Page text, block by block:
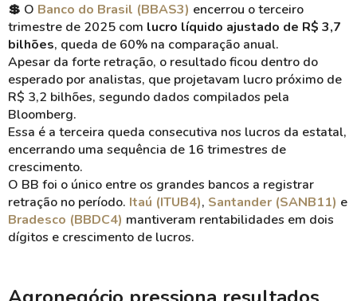
💲 O Banco do Brasil (BBAS3) encerrou o terceiro
trimestre de 2025 com lucro líquido ajustado de R$ 3,7
bilhões, queda de 60% na comparação anual.
Apesar da forte retração, o resultado ficou dentro do
esperado por analistas, que projetavam lucro próximo de
R$ 3,2 bilhões, segundo dados compilados pela
Bloomberg.
Essa é a terceira queda consecutiva nos lucros da estatal,
encerrando uma sequência de 16 trimestres de
crescimento.
O BB foi o único entre os grandes bancos a registrar
retração no período. Itaú (ITUB4), Santander (SANB11) e
Bradesco (BBDC4) mantiveram rentabilidades em dois
dígitos e crescimento de lucros.